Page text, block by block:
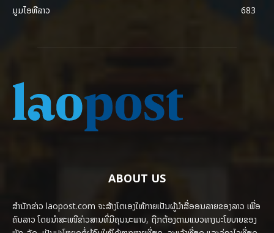
ມູມໄອທີລາວ
683
ABOUT US
ສຳນັກຂ່າວ laopost.com ຈະສ້າງໂຕເອງໃຫ້ກາຍເປັນຜູ້ນຳສື່ອອນລາຍຂອງລາວ ເພື່ອ
ຄົນລາວ ໂດຍນຳສະເໜີຂ່າວສານທີ່ມີຄຸນນະພາບ, ຖືກຕ້ອງຕາມແນວທາງນະໂຍບາຍຂອງ